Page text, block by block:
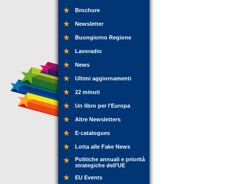
Brochure
Newsletter
Buongiorno Regione
Lavoradio
News
Ultimi aggiornamenti
22 minuti
Un libro per l'Europa
Altre Newsletters
E-catalogues
Lotta alle Fake News
Politiche annuali e priorità
strategiche dell’UE
EU Events